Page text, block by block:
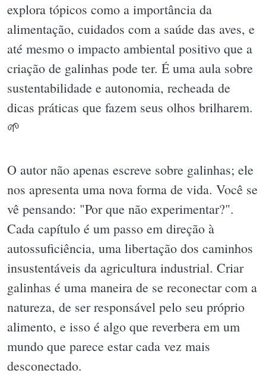
explora tópicos como a importância da
alimentação, cuidados com a saúde das aves, e
até mesmo o impacto ambiental positivo que a
criação de galinhas pode ter. É uma aula sobre
sustentabilidade e autonomia, recheada de
dicas práticas que fazem seus olhos brilharem.
🌱
O autor não apenas escreve sobre galinhas; ele
nos apresenta uma nova forma de vida. Você se
vê pensando: "Por que não experimentar?".
Cada capítulo é um passo em direção à
autossuficiência, uma libertação dos caminhos
insustentáveis da agricultura industrial. Criar
galinhas é uma maneira de se reconectar com a
natureza, de ser responsável pelo seu próprio
alimento, e isso é algo que reverbera em um
mundo que parece estar cada vez mais
desconectado.